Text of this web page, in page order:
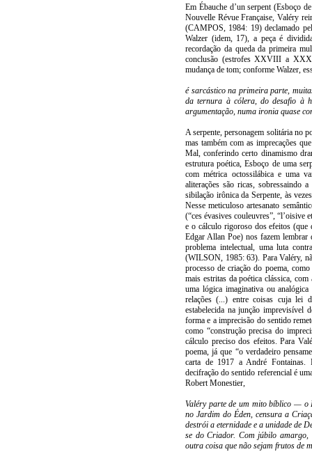
Em Ébauche d’un serpent (Esboço
Nouvelle Révue Française, Valéry
(CAMPOS, 1984: 19) declamado
Walzer (idem, 17), a peça é
recordação da queda da primeira
conclusão (estrofes XXVIII a
mudança de tom; conforme Walzer,
é sarcástico na primeira parte,
da ternura à cólera, do desafio à
argumentação, numa ironia quase
A serpente, personagem solitária no
mas também com as imprecações
Mal, conferindo certo dinamismo
estrutura poética, Esboço de uma
com métrica octossilábica e uma
aliterações são ricas, sobressaindo
sibilação irônica da Serpente, às
Nesse meticuloso artesanato
(“ces évasives couleuvres”, “l’oisive
e o cálculo rigoroso dos efeitos
Edgar Allan Poe) nos fazem
problema intelectual, uma luta
(WILSON, 1985: 63). Para Valéry,
processo de criação do poema,
mais estritas da poética clássica,
uma lógica imaginativa ou
relações (...) entre coisas cuja lei
estabelecida na junção imprevisível
forma e a imprecisão do sentido
como “construção precisa do
cálculo preciso dos efeitos. Para
poema, já que “o verdadeiro
carta de 1917 a André Fontainas.
decifração do sentido referencial é
Robert Monestier,
Valéry parte de um mito bíblico — o
no Jardim do Éden, censura a
destrói a eternidade e a unidade de
se do Criador. Com júbilo amargo,
outra coisa que não sejam frutos de